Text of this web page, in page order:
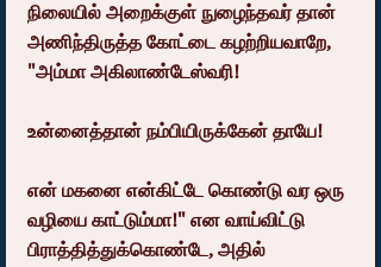
நிலையில் அறைக்குள் நுழைந்தவர் தான்
அணிந்திருத்த கோட்டை கழற்றியவாறே,
"அம்மா அகிலாண்டேஸ்வரி!
உன்னைத்தான் நம்பியிருக்கேன் தாயே!
என் மகனை என்கிட்டே கொண்டு வர ஒரு
வழியை காட்டும்மா!" என வாய்விட்டு
பிராத்தித்துக்கொண்டே, அதில்